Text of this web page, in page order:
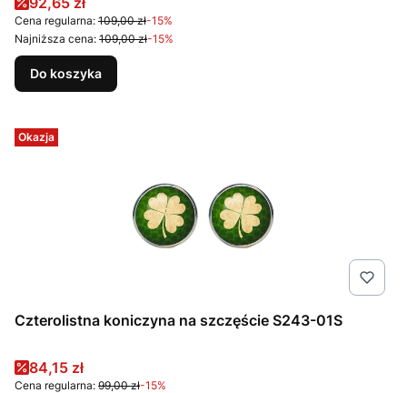
Cena regularna: 109,00 zł-15%
Najniższa cena: 109,00 zł-15%
Do koszyka
Okazja
Czterolistna koniczyna na szczęście S243-01S
Cena promocyjna
84,15 zł
Cena regularna: 99,00 zł-15%